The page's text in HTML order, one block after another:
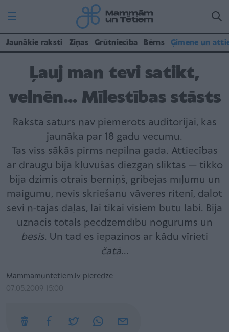
Jaunākie raksti Ziņas Grūtniecība Bērns Ģimene un
Ļauj man tevi satikt,
velnēn... Mīlestības stāsts
Raksta saturs nav piemērots auditorijai, kas
jaunāka par 18 gadu vecumu.
Tas viss sākās pirms nepilna gada. Attiecības
ar draugu bija kļuvušas diezgan sliktas — tikko
bija dzimis otrais bērniņš, gribējās mīļumu un
maigumu, nevis skriešanu vāveres ritenī, dalot
sevi n-tajās daļās, lai tikai visiem būtu labi. Bija
uznācis totāls pēcdzemdību nogurums un
besis. Un tad es iepazinos ar kādu vīrieti
čatā...
Mammamuntetiem.lv pieredze
07.05.2009 15:00